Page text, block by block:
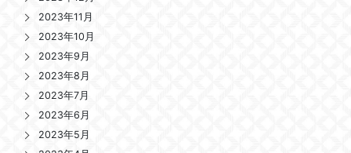
2023年11月
2023年10月
2023年9月
2023年8月
2023年7月
2023年6月
2023年5月